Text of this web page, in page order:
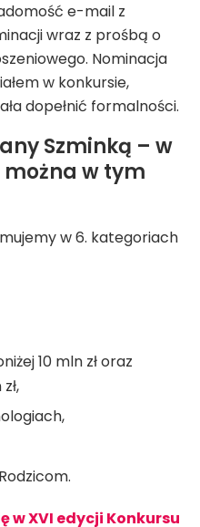
e-mail z
wraz z prośbą o
Nominacja
w konkursie,
dopełnić formalności.
Szminką – w
w tym
w 6. kategoriach
10 mln zł oraz
w XVI edycji Konkursu